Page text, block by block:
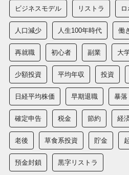
ビジネスモデル リストラ
人口減少 人生100年時代 働
再就職 初心者 副業 大
少額投資 平均年収 投資
日経平均株価 早期退職 暴落
確定申告 税金 節約 経
老後 草食系投資 貯金
預金封鎖 黒字リストラ